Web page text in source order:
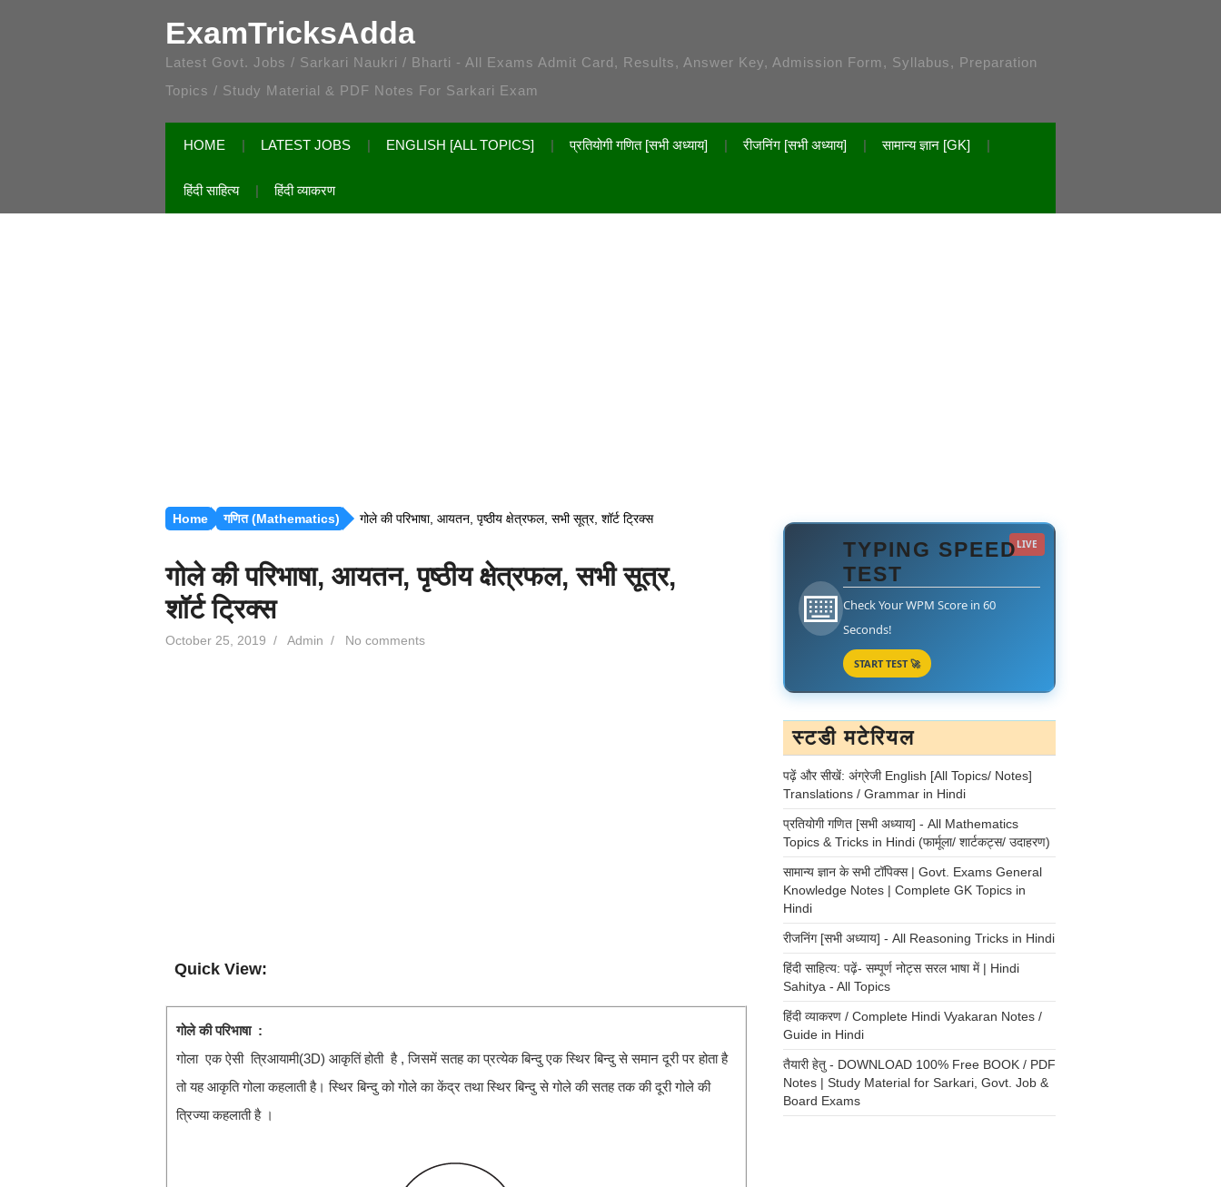
ExamTricksAdda
Latest Govt. Jobs / Sarkari Naukri / Bharti - All Exams Admit Card, Results, Answer Key, Admission Form, Syllabus, Preparation
Topics / Study Material & PDF Notes For Sarkari Exam
HOME LATEST JOBS ENGLISH [ALL TOPICS] प्रतियोगी गणित [सभी अध्याय] रीजनिंग [सभी अध्याय] सामान्य ज्ञान [GK]
हिंदी साहित्य हिंदी व्याकरण
Home गणित (Mathematics) गोले की परिभाषा, आयतन, पृष्ठीय क्षेत्रफल, सभी सूत्र, शॉर्ट ट्रिक्स
गोले की परिभाषा, आयतन, पृष्ठीय क्षेत्रफल, सभी सूत्र,
शॉर्ट ट्रिक्स
October 25, 2019 / Admin / No comments
Quick View:
गोले की परिभाषा :
गोला एक ऐसी त्रिआयामी(3D) आकृतिं होती है , जिसमें सतह का प्रत्येक बिन्दु एक स्थिर बिन्दु से समान दूरी पर होता है
तो यह आकृति गोला कहलाती है। स्थिर बिन्दु को गोले का केंद्र तथा स्थिर बिन्दु से गोले की सतह तक की दूरी गोले की
त्रिज्या कहलाती है ।
⌨️
TYPING SPEED
TEST
Check Your WPM Score in 60
Seconds!
START TEST 🚀
LIVE
स्टडी मटेरियल
पढ़ें और सीखें: अंग्रेजी English [All Topics/ Notes]
Translations / Grammar in Hindi
प्रतियोगी गणित [सभी अध्याय] - All Mathematics
Topics & Tricks in Hindi (फार्मूला/ शार्टकट्स/ उदाहरण)
सामान्य ज्ञान के सभी टॉपिक्स | Govt. Exams General
Knowledge Notes | Complete GK Topics in
Hindi
रीजनिंग [सभी अध्याय] - All Reasoning Tricks in Hindi
हिंदी साहित्य: पढ़ें- सम्पूर्ण नोट्स सरल भाषा में | Hindi
Sahitya - All Topics
हिंदी व्याकरण / Complete Hindi Vyakaran Notes /
Guide in Hindi
तैयारी हेतु - DOWNLOAD 100% Free BOOK / PDF
Notes | Study Material for Sarkari, Govt. Job &
Board Exams